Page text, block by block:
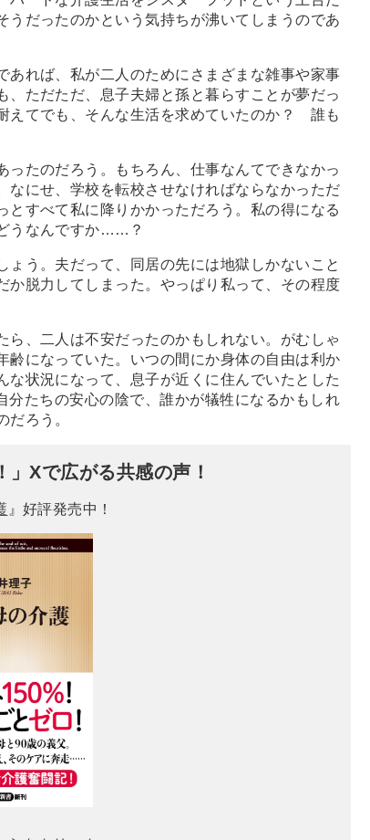
だったのかという気持ちが沸いてしまうのであ
れば、私が二人のためにさまざまな雑事や家事
ただただ、息子夫婦と孫と暮らすことが夢だっ
てでも、そんな生活を求めていたのか？ 誰も
たのだろう。もちろん、仕事なんてできなかっ
にせ、学校を転校させなければならなかっただ
すべて私に降りかかっただろう。私の得になる
うなんですか… …？
う。夫だって、同居の先には地獄しかないこと
か脱力してしまった。やっぱり私って、その程度
、二人は不安だったのかもしれない。がむしゃ
齢になっていた。いつの間にか身体の自由は利か
状況になって、息子が近くに住んでいたとした
たちの安心の陰で、誰かが犠牲になるかもしれ
ろう。
」Xで広がる共感の声！
』好評発売中！